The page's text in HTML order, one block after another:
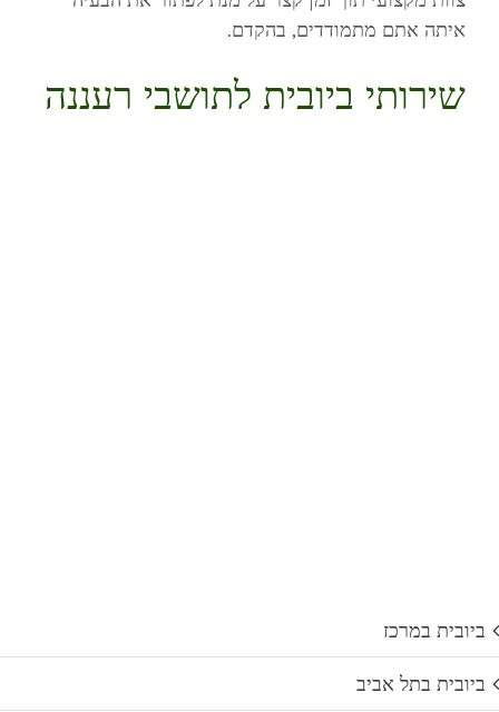
איתה אתם מתמודדים, בהקדם.
שירותי ביובית לתושבי רעננה
ביובית במרכז
ביובית בתל אביב